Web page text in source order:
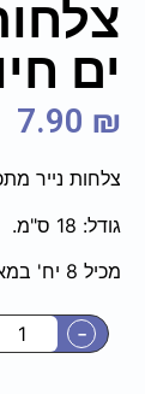
ים
7.90 ₪
צלחות נייר
גודל: 18 ס"מ.
מכיל 8 יח' במארז.
-